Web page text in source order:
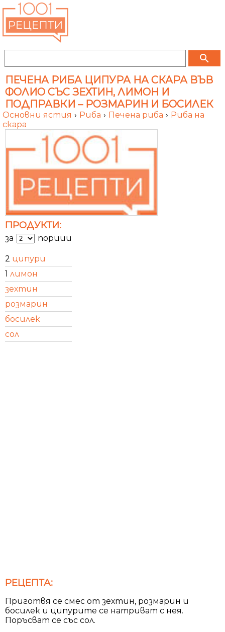
search
ПЕЧЕНА РИБА ЦИПУРА НА СКАРА ВЪВ
ФОЛИО СЪС ЗЕХТИН, ЛИМОН И
ПОДПРАВКИ – РОЗМАРИН И БОСИЛЕК
Основни ястия › Риба › Печена риба › Риба на
скара
ПРОДУКТИ:
за порции
2 ципури
1 лимон
зехтин
розмарин
босилек
сол
РЕЦЕПТА:
Приготвя се смес от зехтин, розмарин и
босилек и ципурите се натриват с нея.
Поръсват се със сол.